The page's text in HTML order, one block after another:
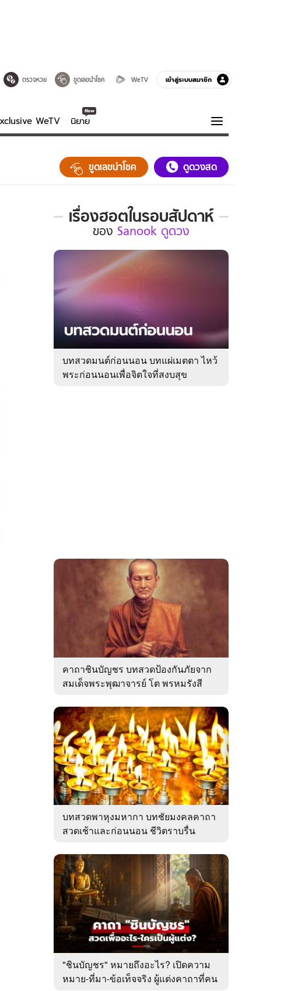
ตรวจหวย ขูดเลขนำโชค WeTV เข้าสู่ระบบสมาชิก
WeTV นิยาย
คสต์
ความรู้รอบตัว
ฮาวทู
ขูดเลขนำโชค ดูดวงสด
เรื่องฮอตในรอบสัปดาห์
เรื่อง
ใน
รอบ
ของ
Sanook
ดูด
ของ Sanook ดูดวง
บทสวดมนต์ก่อนนอน บทแผ่เมตตา ไหว้
พระก่อนนอนเพื่อจิตใจที่สงบสุข
คาถาชินบัญชร บทสวดป้องกันภัยจาก
สมเด็จพระพุฒาจารย์ โต พรหมรังสี
บทสวดพาหุงมหากา บทชัยมงคลคาถา
สวดเช้าและก่อนนอน ชีวิตราบรื่น
"ชินบัญชร" หมายถึงอะไร? เปิดความ
หมาย-ที่มา-ข้อเท็จจริง ผู้แต่งคาถาที่คน